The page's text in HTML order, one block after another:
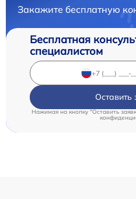
Закажите бесплатную
Бесплатная
специалистом
Оставить
Нажимая на кнопку "Оставить